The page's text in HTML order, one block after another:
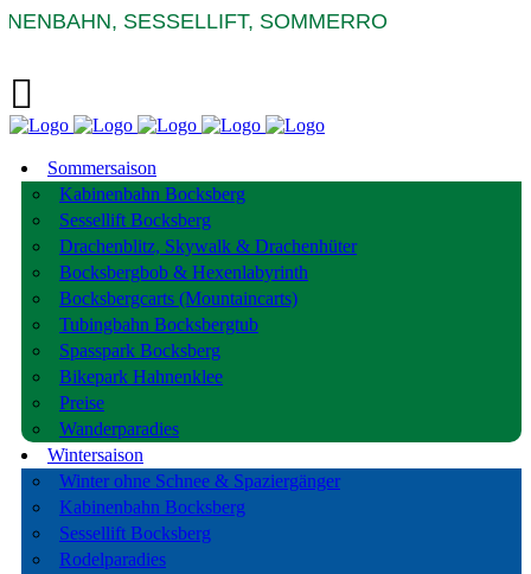
SESSELLIFT, SOMMERRODELBAHNEN
Sommersaison
Kabinenbahn Bocksberg
Sessellift Bocksberg
Drachenblitz, Skywalk & Drachenhüter
Bocksbergbob & Hexenlabyrinth
Bocksbergcarts (Mountaincarts)
Tubingbahn Bocksbergtub
Spasspark Bocksberg
Bikepark Hahnenklee
Preise
Wanderparadies
Wintersaison
Winter ohne Schnee & Spaziergänger
Kabinenbahn Bocksberg
Sessellift Bocksberg
Rodelparadies